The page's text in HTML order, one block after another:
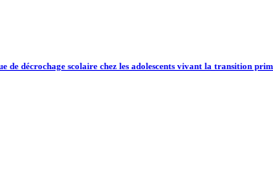
de décrochage scolaire chez les adolescents vivant la transition